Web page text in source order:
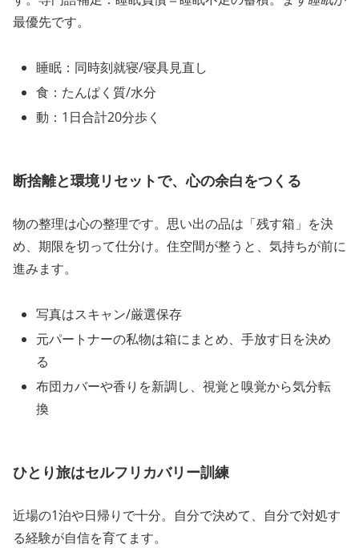
最優先です。
睡眠：同時刻就寝/寝具見直し
食：たんぱく質/水分
動：1日合計20分歩く
断捨離と環境リセットで、心の余白をつくる
物の整理は心の整理です。思い出の品は「残す箱」を決
め、期限を切って仕分け。住空間が整うと、気持ちが前に
進みます。
写真はスキャン/厳選保存
元パートナーの私物は箱にまとめ、手放す日を決め
る
布団カバーや香りを新調し、視覚と嗅覚から気分転
換
ひとり旅はセルフリカバリー訓練
近場の1泊や日帰りで十分。自分で決めて、自分で対処す
る経験が自信を育てます。